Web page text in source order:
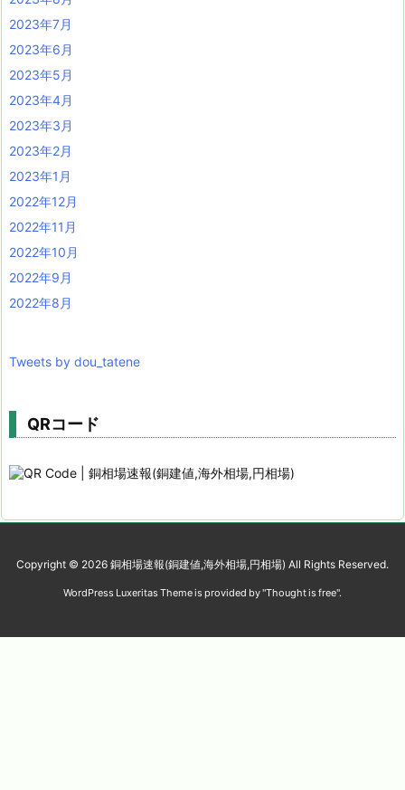
2023年7月
2023年6月
2023年5月
2023年4月
2023年3月
2023年2月
2023年1月
2022年12月
2022年11月
2022年10月
2022年9月
2022年8月
Tweets by dou_tatene
QRコード
Copyright © 2026 銅相場速報(銅建値,海外相場,円相場) All Rights Reserved.
WordPress Luxeritas Theme is provided by "Thought is free".